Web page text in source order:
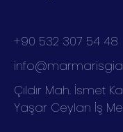
+90 532 307 54 48
Çıldır Mah. İsmet
Yaşar Ceylan İş